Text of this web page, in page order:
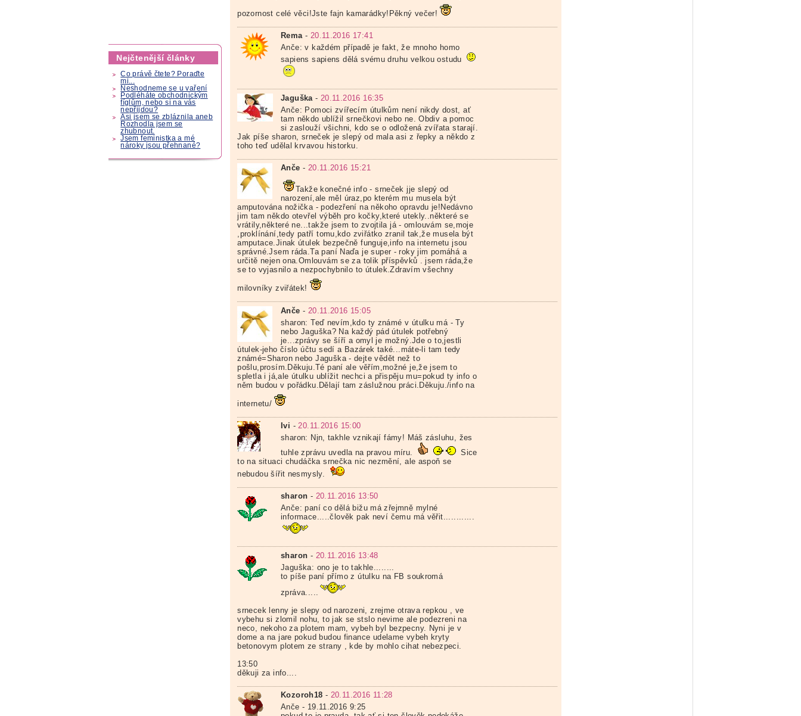
Nejčtenější články
Co právě čtete? Poraďte
mi...
Neshodneme se u vaření
Podléháte obchodnickým
fíglům, nebo si na vás
nepřijdou?
Asi jsem se zbláznila aneb
Rozhodla jsem se
zhubnout.
Jsem feministka a mé
nároky jsou přehnané?
pozornost celé věci!Jste fajn kamarádky!Pěkný večer!
Rema- 20.11.2016 17:41
Anče: v každém případě je fakt, že mnoho homo
sapiens sapiens dělá svému druhu velkou ostudu
Jaguška - 20.11.2016 16:35
Anče: Pomoci zvířecím útulkům není nikdy dost, ať
tam někdo ublížil srnečkovi nebo ne. Obdiv a pomoc
si zaslouží všichni, kdo se o odložená zvířata starají.
Jak píše sharon, srneček je slepý od mala asi z řepky a někdo z
toho teď udělal krvavou historku.
Anče - 20.11.2016 15:21
Takže konečné info - srneček jje slepý od
narození,ale měl úraz,po kterém mu musela být
amputována nožička - podezření na někoho opravdu je!Nedávno
jim tam někdo otevřel výběh pro kočky,které utekly..některé se
vrátily,některé ne...takže jsem to zvojtila já - omlouvám se,moje
,proklínání,tedy patří tomu,kdo zviřátko zranil tak,že musela být
amputace.Jinak útulek bezpečně funguje,info na internetu jsou
správné.Jsem ráda.Ta paní Naďa je super - roky jim pomáhá a
určitě nejen ona.Omlouvám se za tolik příspěvků . jsem ráda,že
se to vyjasnilo a nezpochybnilo to útulek.Zdravím všechny
milovníky zviřátek!
Anče - 20.11.2016 15:05
sharon: Teď nevím,kdo ty známé v útulku má - Ty
nebo Jaguška? Na každý pád útulek potřebný
je...zprávy se šíří a omyl je možný.Jde o to,jestli
útulek-jeho číslo účtu sedí a Bazárek také...máte-li tam tedy
známé=Sharon nebo Jaguška - dejte vědět než to
pošlu,prosím.Děkuju.Té paní ale věřím,možné je,že jsem to
spletla i já,ale útulku ublížit nechci a přispěju mu=pokud ty info o
něm budou v pořádku.Dělají tam záslužnou práci.Děkuju./info na
internetu/
Ivi - 20.11.2016 15:00
sharon: Njn, takhle vznikají fámy! Máš zásluhu, žes
tuhle zprávu uvedla na pravou míru.
Sice
to na situaci chudáčka srnečka nic nezmění, ale aspoň se
nebudou šířit nesmysly.
sharon - 20.11.2016 13:50
Anče: paní co dělá bižu má zřejmně mylné
informace.....člověk pak neví čemu má věřit............
sharon - 20.11.2016 13:48
Jaguška: ono je to takhle........
to píše paní přímo z útulku na FB soukromá
zpráva.....
srnecek lenny je slepy od narozeni, zrejme otrava repkou , ve
vybehu si zlomil nohu, to jak se stslo nevime ale podezreni na
neco, nekoho za plotem mam, vybeh byl bezpecny. Nyni je v
dome a na jare pokud budou finance udelame vybeh kryty
betonovym plotem ze strany , kde by mohlo cihat nebezpeci.
13:50
děkuji za info....
Kozoroh18 - 20.11.2016 11:28
Anče - 19.11.2016 9:25